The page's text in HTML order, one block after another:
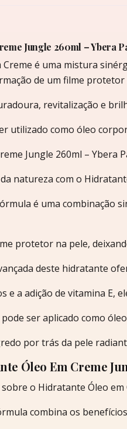
Jungle 260ml – Ybera
é uma mistura
de um filme
revitalização e
utilizado como óleo
Jungle 260ml – Ybera
natureza com o
é uma combinação
protetor na pele,
deste hidratante
e a adição de vitamina E,
ser aplicado como
por trás da pele
Óleo Em Creme
o Hidratante Óleo em
combina os